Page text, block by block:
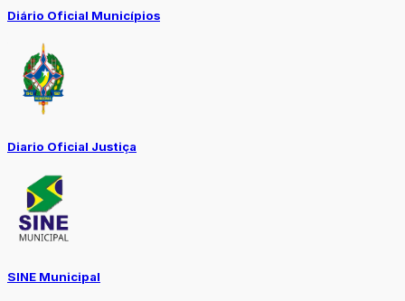
Diário Oficial Municípios
Diario Oficial Justiça
SINE Municipal